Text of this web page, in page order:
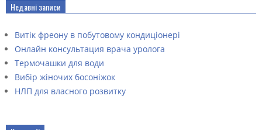
Недавні записи
Витік фреону в побутовому кондиціонері
Онлайн консультация врача уролога
Термочашки для води
Вибір жіночих босоніжок
НЛП для власного розвитку